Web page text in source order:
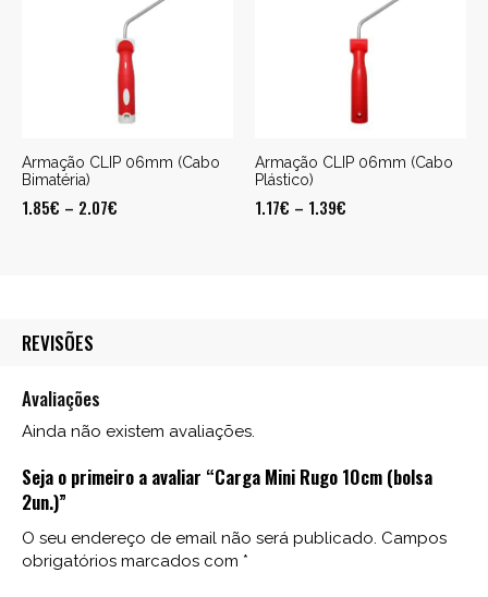
Armação CLIP 06mm (Cabo
Bimatéria)
1.85€ – 2.07€
Armação CLIP 06mm (Cabo
Plástico)
1.17€ – 1.39€
REVISÕES
Avaliações
Ainda não existem avaliações.
Seja o primeiro a avaliar “Carga Mini Rugo 10cm (bolsa
2un.)”
O seu endereço de email não será publicado. Campos
obrigatórios marcados com *